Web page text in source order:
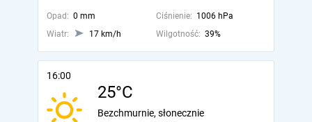
Opad: 0 mm Ciśnienie: 1006 hPa
Wiatr:
17 km/h Wilgotność: 39%
16:00
25°C
Bezchmurnie, słonecznie